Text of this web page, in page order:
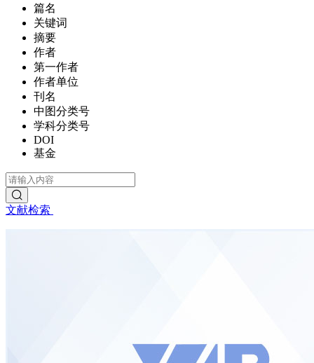
篇名
关键词
摘要
作者
第一作者
作者单位
刊名
中图分类号
学科分类号
DOI
基金
文献检索